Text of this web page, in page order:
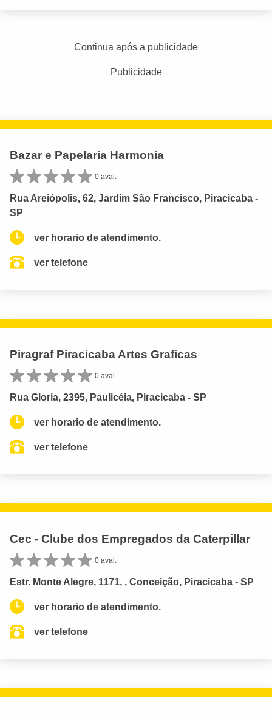
Continua após a publicidade
Publicidade
Bazar e Papelaria Harmonia
0 aval.
Rua Areiópolis, 62, Jardim São Francisco, Piracicaba -
SP
ver horario de atendimento.
ver telefone
Piragraf Piracicaba Artes Graficas
0 aval.
Rua Gloria, 2395, Paulicéia, Piracicaba - SP
ver horario de atendimento.
ver telefone
Cec - Clube dos Empregados da Caterpillar
0 aval.
Estr. Monte Alegre, 1171, , Conceição, Piracicaba - SP
ver horario de atendimento.
ver telefone